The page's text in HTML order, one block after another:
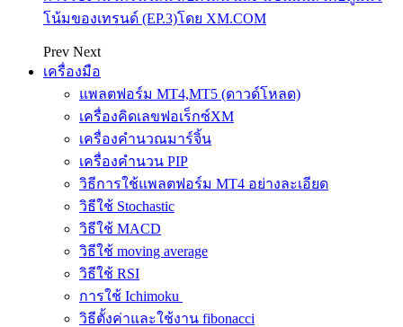
โน้มของเทรนด์ (EP.3)โดย XM.COM
Prev Next
เครื่องมือ
แพลตฟอร์ม MT4,MT5 (ดาวด์โหลด)
เครื่องคิดเลขฟอเร็กซ์XM
เครื่องคำนวณมาร์จิ้น
เครื่องคำนวน PIP
วิธีการใช้แพลตฟอร์ม MT4 อย่างละเอียด
วิธีใช้ Stochastic
วิธีใช้ MACD
วิธีใช้ moving average
วิธีใช้ RSI
การใช้ Ichimoku
วิธีตั้งค่าและใช้งาน fibonacci